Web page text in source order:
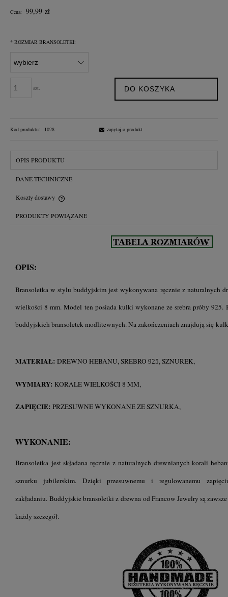
Cena: 99,99 zł
* ROZMIAR BRANSOLETKI:
szt. DO KOSZYKA
Kod produktu: 1028 zapytaj o produkt
OPIS PRODUKTU
DANE TECHNICZNE
Koszty dostawy
Cena nie zawiera ewentualnych kosztów płatności
PRODUKTY POWIĄZANE
OPIS:
Bransoletka w stylu buddyjskim jest wykonywana ręcznie z naturalnych
wielkości 8 mm. Model ten posiada kulki wykonane ze srebra próby 925.
buddyjskich bransoletek modlitewnych. Na zakończeniach znajdują się
MATERIAŁ: DREWNO HEBANU, SREBRO 925, SZNUREK,
WYMIARY: KORALE WIELKOŚCI 8 MM,
ZAPIĘCIE: PRZESUWNE WYKONANE ZE SZNURKA,
WYKONANIE:
Bransoletka jest składana ręcznie z naturalnych drewnianych korali
sznurku jubilerskim. Dzięki przesuwnemu i regulowanemu
zakładaniu. Buddyjskie bransoletki z drewna od Francow Jewelry są
każdy szczegół.